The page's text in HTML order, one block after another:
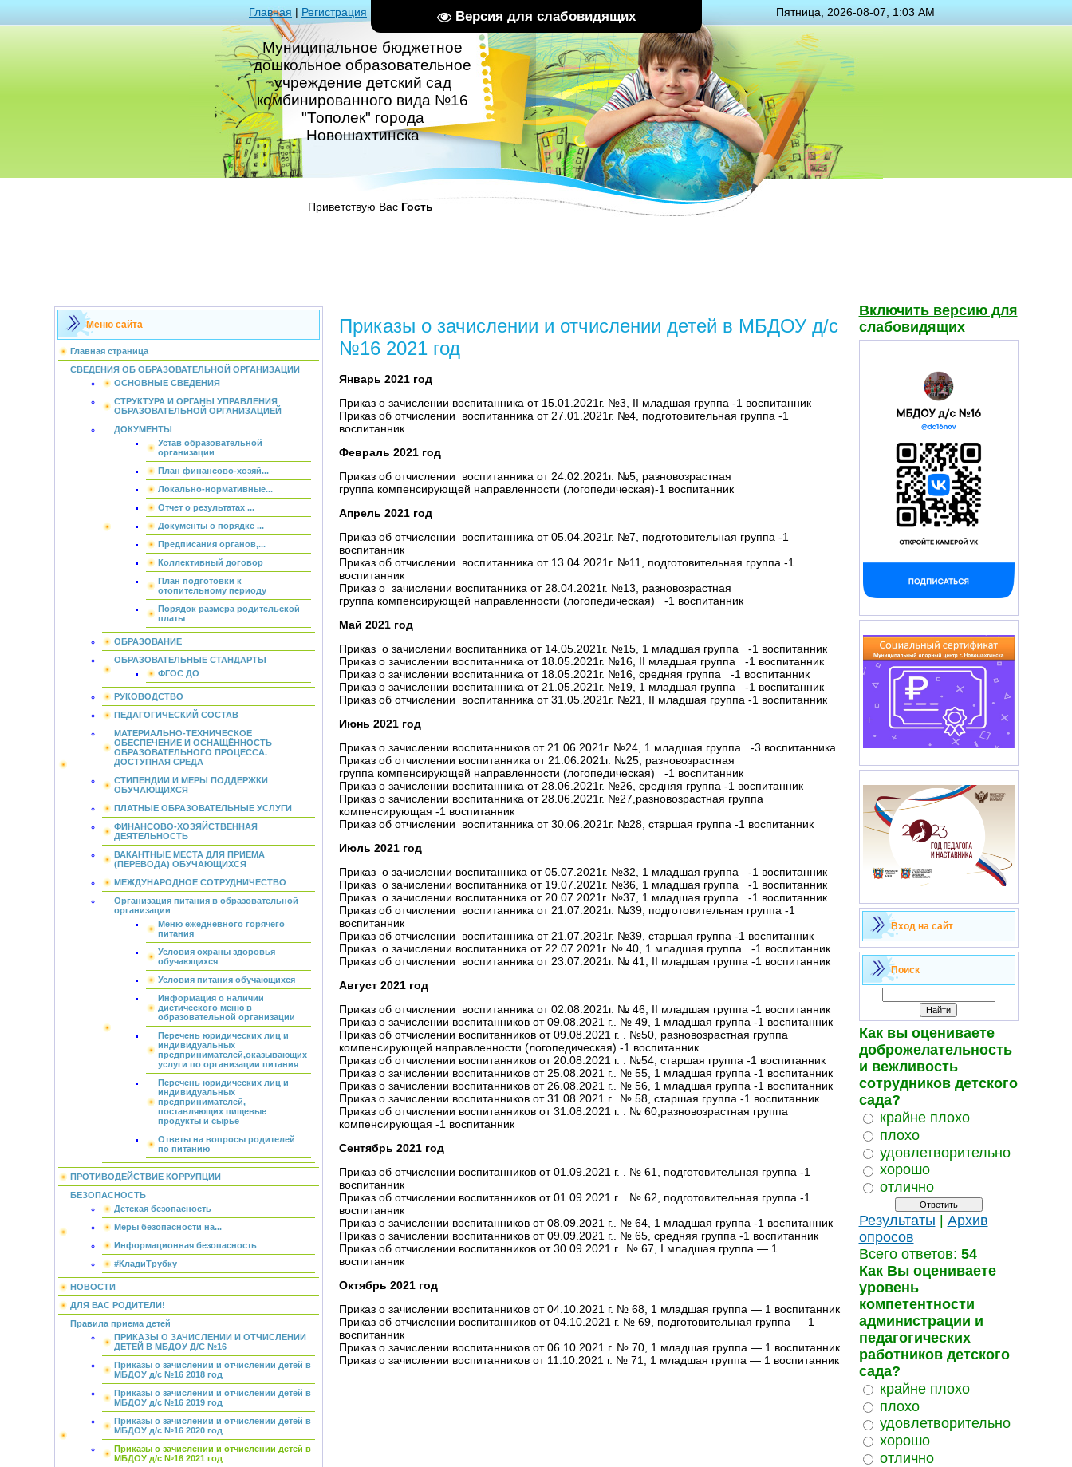
Версия для слабовидящих
Главная | Регистрация Пятница, 2026-08-07, 1:03 AM
Муниципальное бюджетное
дошкольное образовательное
учреждение детский сад
комбинированного вида №16
"Тополек" города
Новошахтинска
Приветствую Вас Гость
Меню сайта
Главная страница
СВЕДЕНИЯ ОБ ОБРАЗОВАТЕЛЬНОЙ ОРГАНИЗАЦИИ
ОСНОВНЫЕ СВЕДЕНИЯ
СТРУКТУРА И ОРГАНЫ УПРАВЛЕНИЯ
ОБРАЗОВАТЕЛЬНОЙ ОРГАНИЗАЦИЕЙ
ДОКУМЕНТЫ
Устав образовательной
организации
План финансово-хозяй...
Локально-нормативные...
Отчет о результатах ...
Документы о порядке ...
Предписания органов,...
Коллективный договор
План подготовки к
отопительному периоду
Порядок размера родительской
платы
ОБРАЗОВАНИЕ
ОБРАЗОВАТЕЛЬНЫЕ СТАНДАРТЫ
ФГОС ДО
РУКОВОДСТВО
ПЕДАГОГИЧЕСКИЙ СОСТАВ
МАТЕРИАЛЬНО-ТЕХНИЧЕСКОЕ
ОБЕСПЕЧЕНИЕ И ОСНАЩЁННОСТЬ
ОБРАЗОВАТЕЛЬНОГО ПРОЦЕССА.
ДОСТУПНАЯ СРЕДА
СТИПЕНДИИ И МЕРЫ ПОДДЕРЖКИ
ОБУЧАЮЩИХСЯ
ПЛАТНЫЕ ОБРАЗОВАТЕЛЬНЫЕ УСЛУГИ
ФИНАНСОВО-ХОЗЯЙСТВЕННАЯ
ДЕЯТЕЛЬНОСТЬ
ВАКАНТНЫЕ МЕСТА ДЛЯ ПРИЁМА
(ПЕРЕВОДА) ОБУЧАЮЩИХСЯ
МЕЖДУНАРОДНОЕ СОТРУДНИЧЕСТВО
Организация питания в образовательной
организации
Меню ежедневного горячего
питания
Условия охраны здоровья
обучающихся
Условия питания обучающихся
Информация о наличии
диетического меню в
образовательной организации
Перечень юридических лиц и
индивидуальных
предпринимателей,оказывающих
услуги по организации питания
Перечень юридических лиц и
индивидуальных
предпринимателей,
поставляющих пищевые
продукты и сырье
Ответы на вопросы родителей
по питанию
ПРОТИВОДЕЙСТВИЕ КОРРУПЦИИ
БЕЗОПАСНОСТЬ
Детская безопасность
Меры безопасности на...
Информационная безопасность
#КладиТрубку
НОВОСТИ
ДЛЯ ВАС РОДИТЕЛИ!
Правила приема детей
ПРИКАЗЫ О ЗАЧИСЛЕНИИ И ОТЧИСЛЕНИИ
ДЕТЕЙ В МБДОУ Д/С №16
Приказы о зачислении и отчислении детей в
МБДОУ д/с №16 2018 год
Приказы о зачислении и отчислении детей в
МБДОУ д/с №16 2019 год
Приказы о зачислении и отчислении детей в
МБДОУ д/с №16 2020 год
Приказы о зачислении и отчислении детей в
МБДОУ д/с №16 2021 год
Приказы о зачислении и отчислении детей в МБДОУ д/с
№16 2021 год
Январь 2021 год
Приказ о зачислении воспитанника от 15.01.2021г. №3, II младшая группа -1 воспитанник
Приказ об отчислении воспитанника от 27.01.2021г. №4, подготовительная группа -1
воспитанник
Февраль 2021 год
Приказ об отчислении воспитанника от 24.02.2021г. №5, разновозрастная
группа компенсирующей направленности (логопедическая)-1 воспитанник
Апрель 2021 год
Приказ об отчислении воспитанника от 05.04.2021г. №7, подготовительная группа -1
воспитанник
Приказ об отчислении воспитанника от 13.04.2021г. №11, подготовительная группа -1
воспитанник
Приказ о зачислении воспитанника от 28.04.2021г. №13, разновозрастная
группа компенсирующей направленности (логопедическая) -1 воспитанник
Май 2021 год
Приказ о зачислении воспитанника от 14.05.2021г. №15, 1 младшая группа -1 воспитанник
Приказ о зачислении воспитанника от 18.05.2021г. №16, II младшая группа -1 воспитанник
Приказ о зачислении воспитанника от 18.05.2021г. №16, средняя группа -1 воспитанник
Приказ о зачислении воспитанника от 21.05.2021г. №19, 1 младшая группа -1 воспитанник
Приказ об отчислении воспитанника от 31.05.2021г. №21, II младшая группа -1 воспитанник
Июнь 2021 год
Приказ о зачислении воспитанников от 21.06.2021г. №24, 1 младшая группа -3 воспитанника
Приказ об отчислении воспитанника от 21.06.2021г. №25, разновозрастная
группа компенсирующей направленности (логопедическая) -1 воспитанник
Приказ о зачислении воспитанника от 28.06.2021г. №26, средняя группа -1 воспитанник
Приказ о зачислении воспитанника от 28.06.2021г. №27,разновозрастная группа
компенсирующая -1 воспитанник
Приказ об отчислении воспитанника от 30.06.2021г. №28, старшая группа -1 воспитанник
Июль 2021 год
Приказ о зачислении воспитанника от 05.07.2021г. №32, 1 младшая группа -1 воспитанник
Приказ о зачислении воспитанника от 19.07.2021г. №36, 1 младшая группа -1 воспитанник
Приказ о зачислении воспитанника от 20.07.2021г. №37, 1 младшая группа -1 воспитанник
Приказ об отчислении воспитанника от 21.07.2021г. №39, подготовительная группа -1
воспитанник
Приказ об отчислении воспитанника от 21.07.2021г. №39, старшая группа -1 воспитанник
Приказ о зачислении воспитанника от 22.07.2021г. № 40, 1 младшая группа -1 воспитанник
Приказ об отчислении воспитанника от 23.07.2021г. № 41, II младшая группа -1 воспитанник
Август 2021 год
Приказ об отчислении воспитанника от 02.08.2021г. № 46, II младшая группа -1 воспитанник
Приказ о зачислении воспитанников от 09.08.2021 г.. № 49, 1 младшая группа -1 воспитанник
Приказ об отчислении воспитанников от 09.08.2021 г. . №50, разновозрастная группа
компенсирующей направленности (логопедическая) -1 воспитанник
Приказ об отчислении воспитанников от 20.08.2021 г. . №54, старшая группа -1 воспитанник
Приказ о зачислении воспитанников от 25.08.2021 г.. № 55, 1 младшая группа -1 воспитанник
Приказ о зачислении воспитанников от 26.08.2021 г.. № 56, 1 младшая группа -1 воспитанник
Приказ о зачислении воспитанников от 31.08.2021 г.. № 58, старшая группа -1 воспитанник
Приказ об отчислении воспитанников от 31.08.2021 г. . № 60,разновозрастная группа
компенсирующая -1 воспитанник
Сентябрь 2021 год
Приказ об отчислении воспитанников от 01.09.2021 г. . № 61, подготовительная группа -1
воспитанник
Приказ об отчислении воспитанников от 01.09.2021 г. . № 62, подготовительная группа -1
воспитанник
Приказ о зачислении воспитанников от 08.09.2021 г.. № 64, 1 младшая группа -1 воспитанник
Приказ о зачислении воспитанников от 09.09.2021 г.. № 65, средняя группа -1 воспитанник
Приказ об отчислении воспитанников от 30.09.2021 г. № 67, I младшая группа — 1
воспитанник
Октябрь 2021 год
Приказ о зачислении воспитанников от 04.10.2021 г. № 68, 1 младшая группа — 1 воспитанник
Приказ об отчислении воспитанников от 04.10.2021 г. № 69, подготовительная группа — 1
воспитанник
Приказ о зачислении воспитанников от 06.10.2021 г. № 70, 1 младшая группа — 1 воспитанник
Приказ о зачислении воспитанников от 11.10.2021 г. № 71, 1 младшая группа — 1 воспитанник
Включить версию для
слабовидящих
Вход на сайт
Поиск
Как вы оцениваете
доброжелательность
и вежливость
сотрудников детского
сада?
крайне плохо
плохо
удовлетворительно
хорошо
отлично
Результаты | Архив
опросов
Всего ответов: 54
Как Вы оцениваете
уровень
компетентности
администрации и
педагогических
работников детского
сада?
крайне плохо
плохо
удовлетворительно
хорошо
отлично